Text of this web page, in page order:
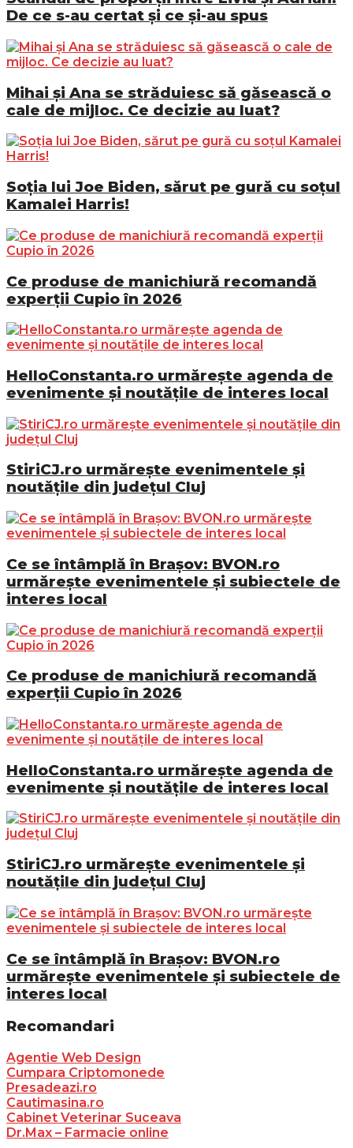
De ce s-au certat și ce și-au spus
Mihai și Ana se străduiesc să găsească o
cale de mijloc. Ce decizie au luat?
Soția lui Joe Biden, sărut pe gură cu soțul
Kamalei Harris!
Ce produse de manichiură recomandă
experții Cupio în 2026
HelloConstanta.ro urmărește agenda de
evenimente și noutățile de interes local
StiriCJ.ro urmărește evenimentele și
noutățile din județul Cluj
Ce se întâmplă în Brașov: BVON.ro
urmărește evenimentele și subiectele de
interes local
Ce produse de manichiură recomandă
experții Cupio în 2026
HelloConstanta.ro urmărește agenda de
evenimente și noutățile de interes local
StiriCJ.ro urmărește evenimentele și
noutățile din județul Cluj
Ce se întâmplă în Brașov: BVON.ro
urmărește evenimentele și subiectele de
interes local
Recomandari
Agentie Web Design
Cumpara Criptomonede
Presadeazi.ro
Cautimasina.ro
Cabinet Veterinar Suceava
Dr.Max – Farmacie online